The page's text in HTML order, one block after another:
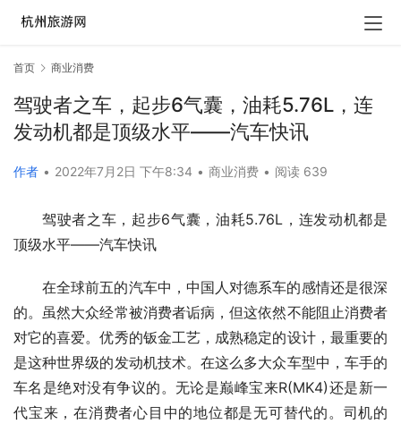
首页 商业消费
驾驶者之车，起步6气囊，油耗5.76L，连
发动机都是顶级水平——汽车快讯
作者 • 2022年7月2日 下午8:34 • 商业消费 • 阅读 639
驾驶者之车，起步6气囊，油耗5.76L，连发动机都是
顶级水平——汽车快讯
在全球前五的汽车中，中国人对德系车的感情还是很深
的。虽然大众经常被消费者诟病，但这依然不能阻止消费者
对它的喜爱。优秀的钣金工艺，成熟稳定的设计，最重要的
是这种世界级的发动机技术。在这么多大众车型中，车手的
车名是绝对没有争议的。无论是巅峰宝来R(MK4)还是新一
代宝来，在消费者心目中的地位都是无可替代的。司机的